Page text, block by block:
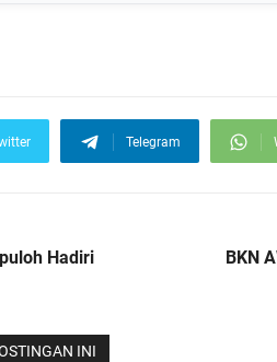
Telegram
Hadiri
BKN
INI